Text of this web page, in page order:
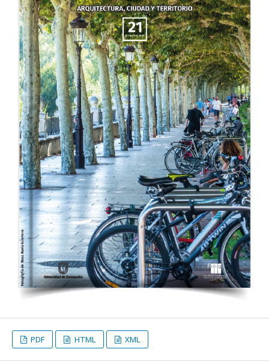
PDF HTML XML